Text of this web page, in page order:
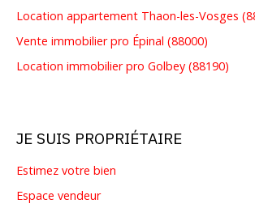
Location appartement Thaon-les-Vosges
Vente immobilier pro Épinal (88000)
Location immobilier pro Golbey (88190)
JE SUIS PROPRIÉTAIRE
Estimez votre bien
Espace vendeur